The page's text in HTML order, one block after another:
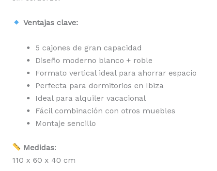
Ventajas clave:
5 cajones de gran capacidad
Diseño moderno blanco + roble
Formato vertical ideal para ahorrar espacio
Perfecta para dormitorios en Ibiza
Ideal para alquiler vacacional
Fácil combinación con otros muebles
Montaje sencillo
Medidas:
110 x 60 x 40 cm